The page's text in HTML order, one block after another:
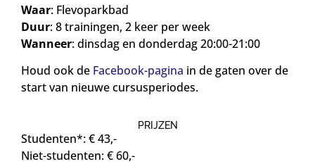
Waar: Flevoparkbad
Duur: 8 trainingen, 2 keer per week
Wanneer: dinsdag en donderdag 20:00-21:00
Houd ook de Facebook-pagina in de gaten over de
start van nieuwe cursusperiodes.
PRIJZEN
Studenten*: € 43,-
Niet-studenten: € 60,-